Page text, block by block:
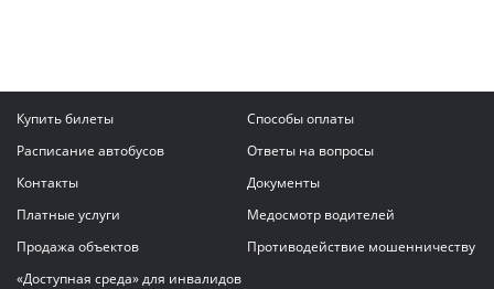
Купить билеты
Способы оплаты
Расписание автобусов
Ответы на вопросы
Контакты
Документы
Платные услуги
Медосмотр водителей
Продажа объектов
Противодействие мошенничеству
«Доступная среда» для инвалидов